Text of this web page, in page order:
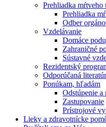
Prehliadka
Prehliadka
Odber
Vzdelávanie
Domáce
Zahraničné
Sústavné
Rezidentský
Odporúčaná
Ponúkam, hľadám
Odstúpenie a
Zastupovanie
Prístrojové
Lieky a zdravotnícke